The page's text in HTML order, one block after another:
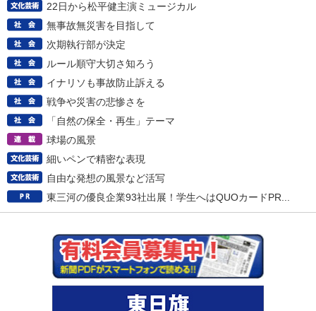
22日から松平健主演ミュージカル
無事故無災害を目指して
次期執行部が決定
ルール順守大切さ知ろう
イナリソも事故防止訴える
戦争や災害の悲惨さを
「自然の保全・再生」テーマ
球場の風景
細いペンで精密な表現
自由な発想の風景など活写
東三河の優良企業93社出展！学生へはQUOカードPR...